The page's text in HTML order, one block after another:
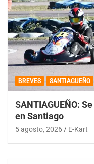
BREVES SANTIAGUEÑO
SANTIAGUEÑO:
en Santiago
5 agosto, 2026 E-Kart